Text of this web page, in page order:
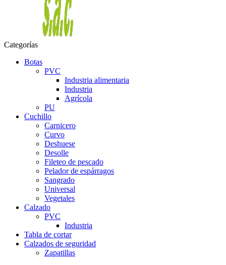
Categorías
Botas
PVC
Industria alimentaria
Industria
Agrícola
PU
Cuchillo
Carnicero
Curvo
Deshuese
Desolle
Fileteo de pescado
Pelador de espárragos
Sangrado
Universal
Vegetales
Calzado
PVC
Industria
Tabla de cortar
Calzados de seguridad
Zapatillas